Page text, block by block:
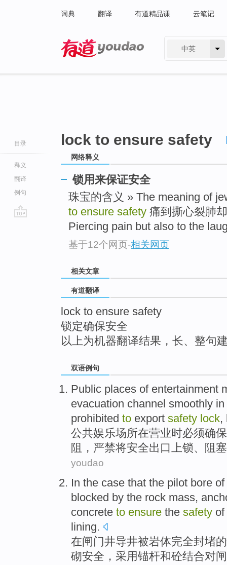
词典 翻译 有道精品课 云笔记
中英
目录
释义
翻译
例句
lock to ensure safety
网络释义
锁用来保证安全
珠宝的含义 » The meaning of
to ensure safety 痛到撕心裂肺
Piercing pain but also to the
基于12个网页-相关网页
相关文章
有道翻译
lock to ensure safety
锁定确保安全
以上为机器翻译结果，长、整句
双语例句
Public places of entertainment
evacuation channel smoothly
prohibited to export safety lock,
公共娱乐场所在营业时必须确保
阻 ， 严禁将安全出口上锁、阻
youdao
In the case that the pilot bore
blocked by the rock mass,
concrete to ensure the safety
lining.
在闸门井导井被岩体完全封堵的
砌安全 ，采用锚杆和砼结合对